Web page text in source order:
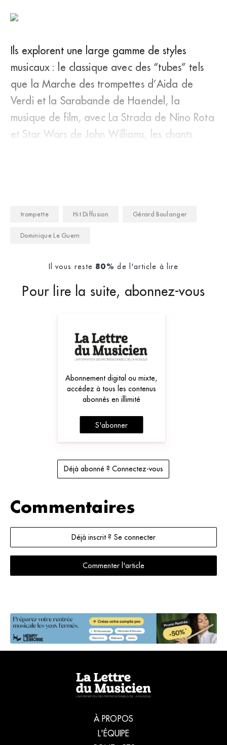
Ils explorent une large gamme de styles
musicaux : le classique avec des “tubes” tels
que la Marche des trompettes d’Aida de
Verdi et la Sarabande de Haendel, la
musique de film, avec La Strada de Nino Rota
et Star Wars de John Williams, les chants
trompette Hit Diffusion Gérard Boulanger
Dominique Le Guern
Il vous reste 80% de l'article à lire
Pour lire la suite, abonnez-vous
Abonnement digital ou mixte,
accédez à tous les contenus
abonnés en illimité
S'abonner
Déjà abonné ? Connectez-vous
Commentaires
Déjà inscrit ? Se connecter
Commenter l'article
À PROPOS
L'ÉQUIPE